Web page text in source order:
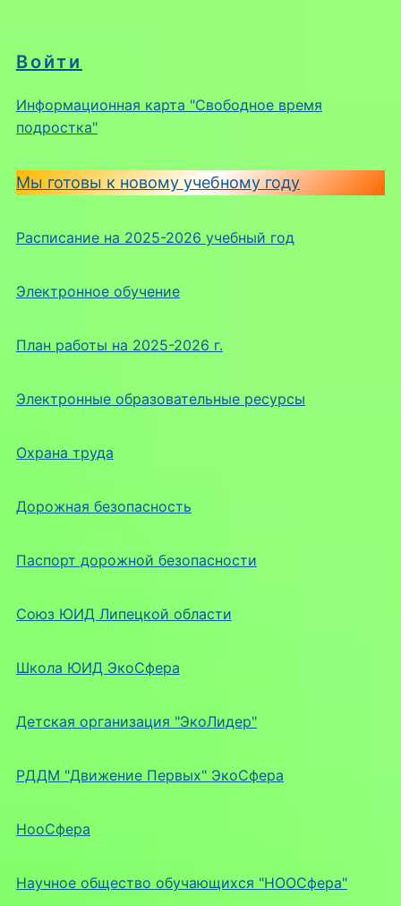
Войти
Информационная карта "Свободное время
подростка"
Мы готовы к новому учебному году
Расписание на 2025-2026 учебный год
Электронное обучение
План работы на 2025-2026 г.
Электронные образовательные ресурсы
Охрана труда
Дорожная безопасность
Паспорт дорожной безопасности
Союз ЮИД Липецкой области
Школа ЮИД ЭкоСфера
Детская организация "ЭкоЛидер"
РДДМ "Движение Первых" ЭкоСфера
НооСфера
Научное общество обучающихся "НООСфера"